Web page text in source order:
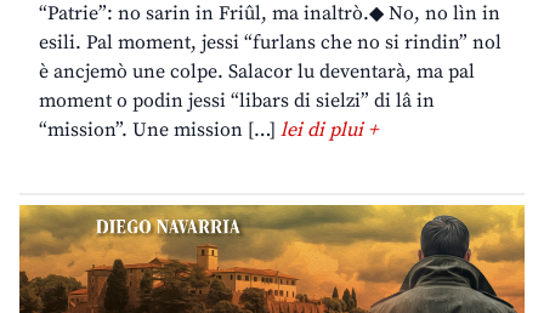
“Patrie”: no sarin in Friûl, ma inaltrò.◆ No, no lìn in
esili. Pal moment, jessi “furlans che no si rindin” nol
è ancjemò une colpe. Salacor lu deventarà, ma pal
moment o podin jessi “libars di sielzi” di lâ in
“mission”. Une mission […] lei di plui +